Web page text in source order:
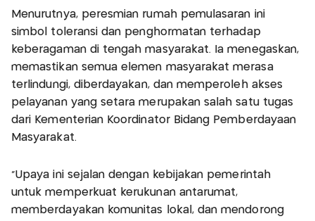
Menurutnya, peresmian rumah pemulasaran ini
simbol toleransi dan penghormatan terhadap
keberagaman di tengah masyarakat. Ia menegaskan,
memastikan semua elemen masyarakat merasa
terlindungi, diberdayakan, dan memperoleh akses
pelayanan yang setara merupakan salah satu tugas
dari Kementerian Koordinator Bidang Pemberdayaan
Masyarakat.
“Upaya ini sejalan dengan kebijakan pemerintah
untuk memperkuat kerukunan antarumat,
memberdayakan komunitas lokal, dan mendorong